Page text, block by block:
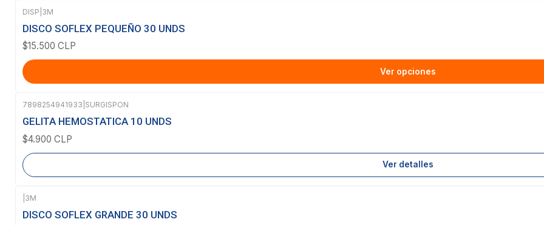
DISP 3M
DISCO SOFLEX PEQUEÑO 30 UNDS
$15.500 CLP
Ver opciones
Agotado
7898254941933 SURGISPON
GELITA HEMOSTATICA 10 UNDS
$4.900 CLP
Ver detalles
3M
DISCO SOFLEX GRANDE 30 UNDS